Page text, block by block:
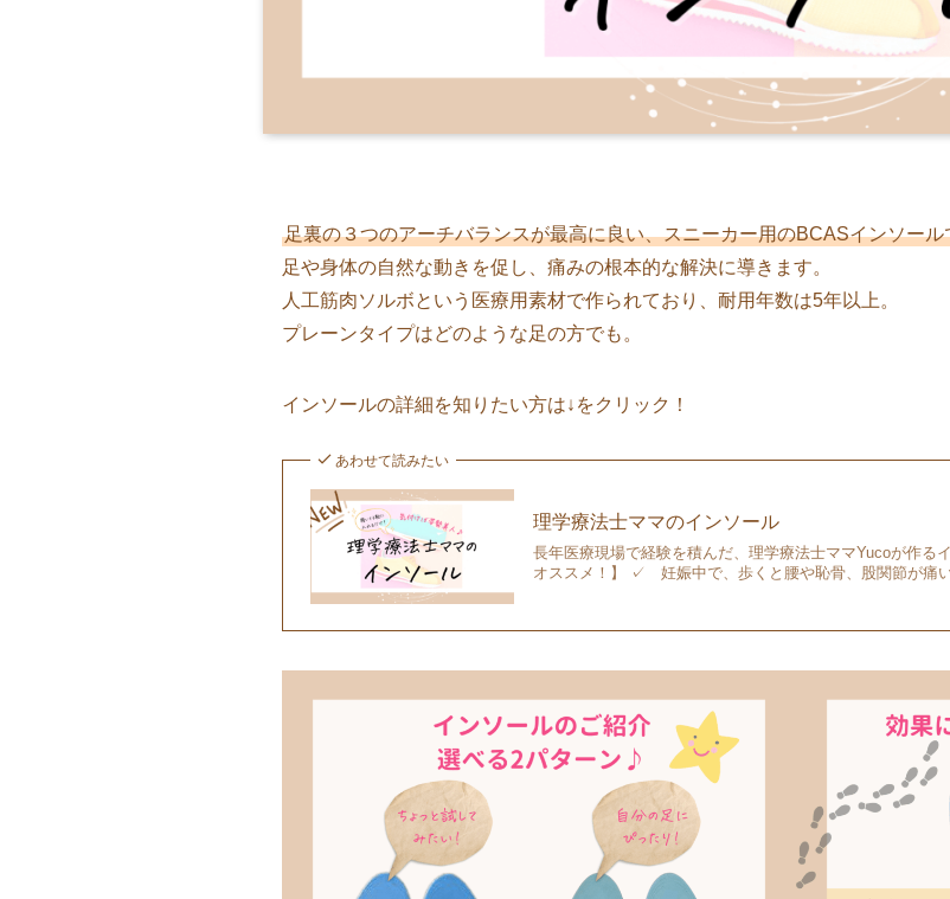
足裏の３つのアーチバランスが最高に良い、スニーカー用のBCASインソール
足や身体の自然な動きを促し、痛みの根本的な解決に導きます。
人工筋肉ソルボという医療用素材で作られており、耐用年数は5年以上。
プレーンタイプはどのような足の方でも。
インソールの詳細を知りたい方は↓をクリック！
あわせて読みたい
理学療法士ママのインソール
長年医療現場で経験を積んだ、理学療法士ママYucoが作る
オススメ！】 ✓ 妊娠中で、歩くと腰や恥骨、股関節が